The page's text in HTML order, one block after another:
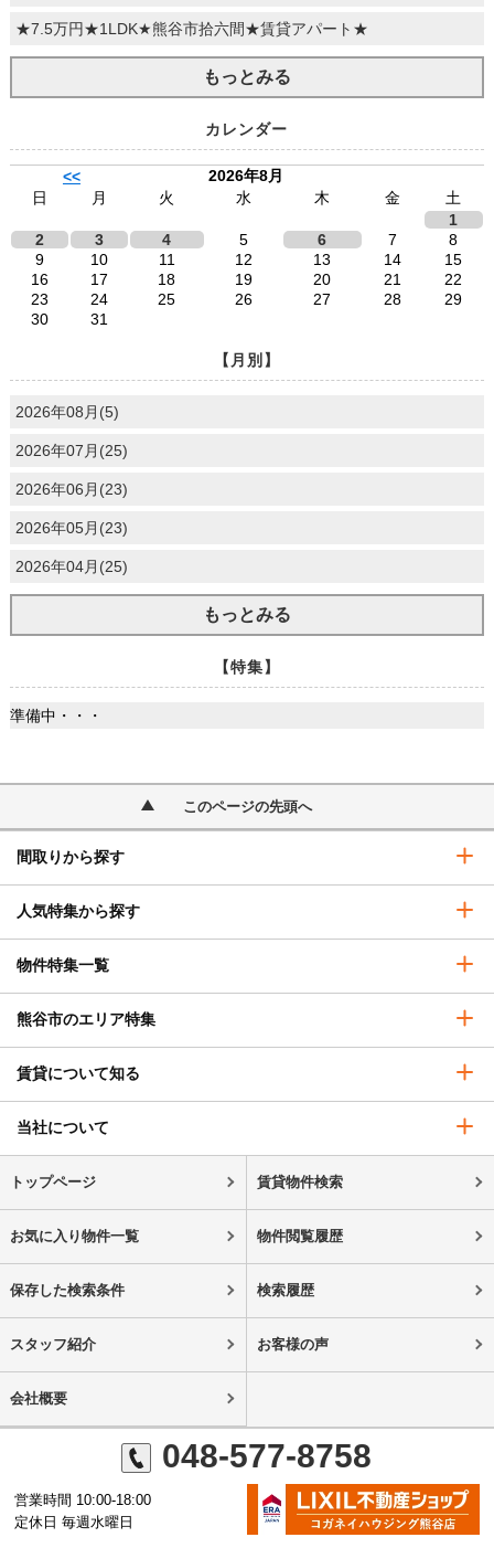
★7.5万円★1LDK★熊谷市拾六間★賃貸アパート★
もっとみる
カレンダー
<<
2026年8月
日
月 火 水 木 金
土
1
2
3 4 5 6 7
8
9
10 11 12 13 14
15
16
17 18 19 20 21
22
23
24 25 26 27 28
29
30
31
【月別】
2026年08月(5)
2026年07月(25)
2026年06月(23)
2026年05月(23)
2026年04月(25)
もっとみる
【特集】
準備中・・・
このページの先頭へ
間取りから探す
人気特集から探す
物件特集一覧
熊谷市のエリア特集
賃貸について知る
当社について
トップページ 賃貸物件検索
お気に入り物件一覧 物件閲覧履歴
保存した検索条件 検索履歴
スタッフ紹介 お客様の声
会社概要
048-577-8758
営業時間 10:00-18:00
定休日 毎週水曜日